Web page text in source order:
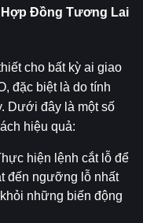
Hợp Đồng Tương Lai
cho bất kỳ ai giao
đặc biệt là do tính
Dưới đây là một số
hiệu quả:
hiện lệnh cắt lỗ để
đến ngưỡng lỗ nhất
những biến động